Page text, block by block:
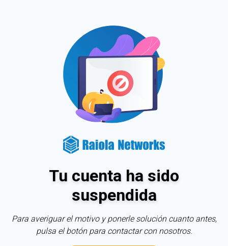
Tu cuenta ha sido
suspendida
Para averiguar el motivo y ponerle solución cuanto antes,
pulsa el botón para contactar con nosotros.